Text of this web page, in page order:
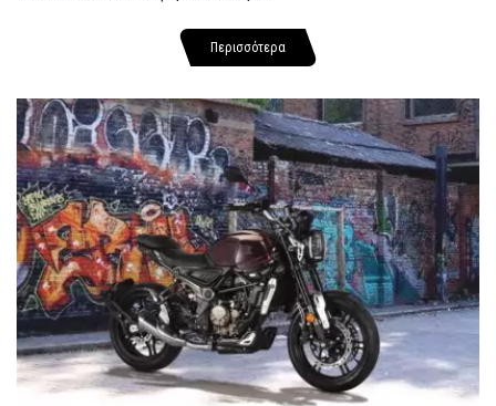
Περισσότερα